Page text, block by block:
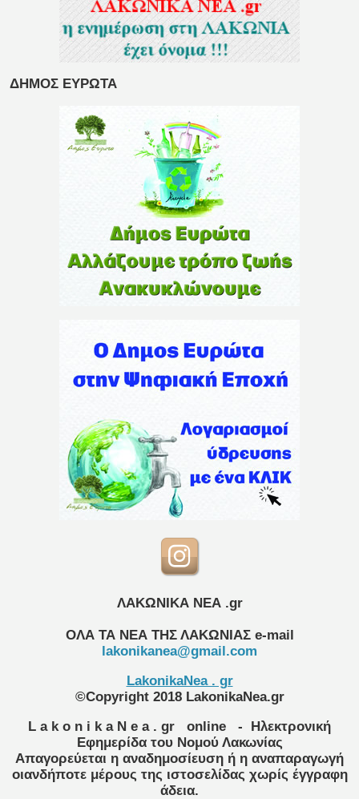
ΔΗΜΟΣ ΕΥΡΩΤΑ
ΛΑΚΩΝΙΚΑ ΝΕΑ .gr
ΟΛΑ ΤΑ ΝΕΑ ΤΗΣ ΛΑΚΩΝΙΑΣ e-mail
lakonikanea@gmail.com
LakonikaNea . gr
©Copyright 2018 LakonikaNea.gr
L a k o n i k a N e a . gr
online
- Ηλεκτρονική
Εφημερίδα του Νομού Λακωνίας
Απαγορεύεται η αναδημοσίευση ή η αναπαραγωγή
οιανδήποτε μέρους της ιστοσελίδας χωρίς έγγραφη
άδεια.